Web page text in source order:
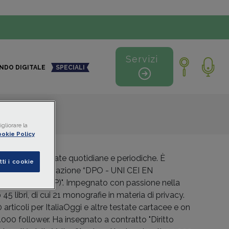
DIGITALE SPECIALI
Servizi
per testate quotidiane e periodiche. È
per la certificazione “DPO - UNI CEI EN
privacy (CDP)". Impegnato con passione nella
libri, di cui 21 monografie in materia di privacy.
per ItaliaOggi e altre testate cartacee e on
follower. Ha insegnato a contratto "Diritto
la
Policy
i cookie